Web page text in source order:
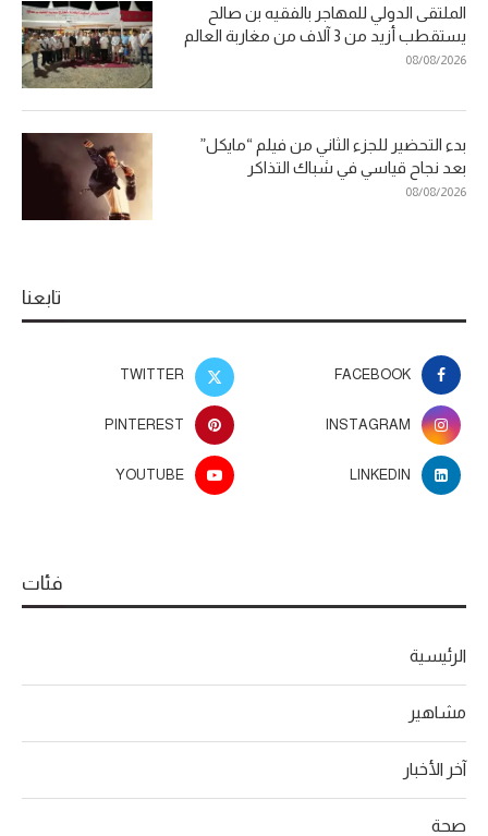
الملتقى الدولي للمهاجر بالفقيه بن صالح
يستقطب أزيد من 3 آلاف من مغاربة العالم
08/08/2026
بدء التحضير للجزء الثاني من فيلم “مايكل”
بعد نجاح قياسي في شباك التذاكر
08/08/2026
تابعنا
FACEBOOK
TWITTER
INSTAGRAM
PINTEREST
LINKEDIN
YOUTUBE
فئات
الرئيسية
مشاهير
آخر الأخبار
صحة